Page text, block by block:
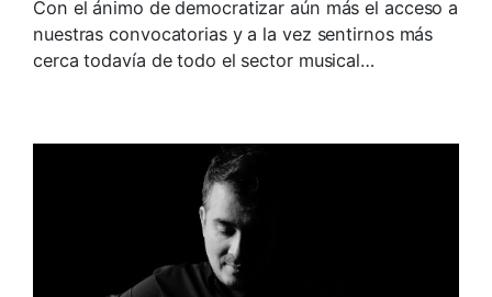
Con el ánimo de democratizar aún más el acceso a
nuestras convocatorias y a la vez sentirnos más
cerca todavía de todo el sector musical…